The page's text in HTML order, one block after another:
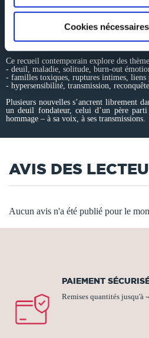
Cookies
Huit histoires poignantes sur la
une lecture immersive et sensorielle.
Ce recueil contemporain explore des
- deuil, maladie, solitude, burn-out
- familles toxiques, ruptures intimes, liens
- hypersensibilité, transmission,
Plusieurs nouvelles s’ancrent librement
un deuil fondateur, celui d’un père
hommage – à sa voix, à ses transmissions.
AVIS DES
Aucun avis n'a été publié pour le
PAIEMENT
Remises quantités jusqu'à